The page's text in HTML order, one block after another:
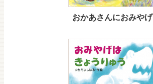
おかあさんにおみやげ